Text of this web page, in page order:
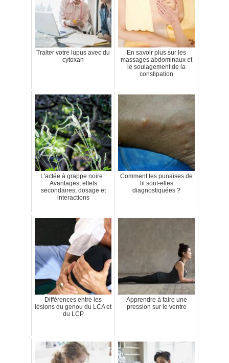
Traiter votre lupus avec du
cytoxan
En savoir plus sur les
massages abdominaux et
le soulagement de la
constipation
L'actée à grappe noire :
Avantages, effets
secondaires, dosage et
interactions
Comment les punaises de
lit sont-elles
diagnostiquées ?
Différences entre les
lésions du genou du LCA et
du LCP
Apprendre à faire une
pression sur le ventre